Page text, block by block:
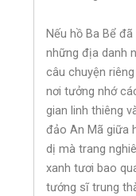
Nếu hồ Ba Bể
những địa danh
câu chuyện
nơi tưởng nhớ
gian linh thiêng
đảo An Mã giữa
dị mà trang
xanh tươi bao
tướng sĩ trung